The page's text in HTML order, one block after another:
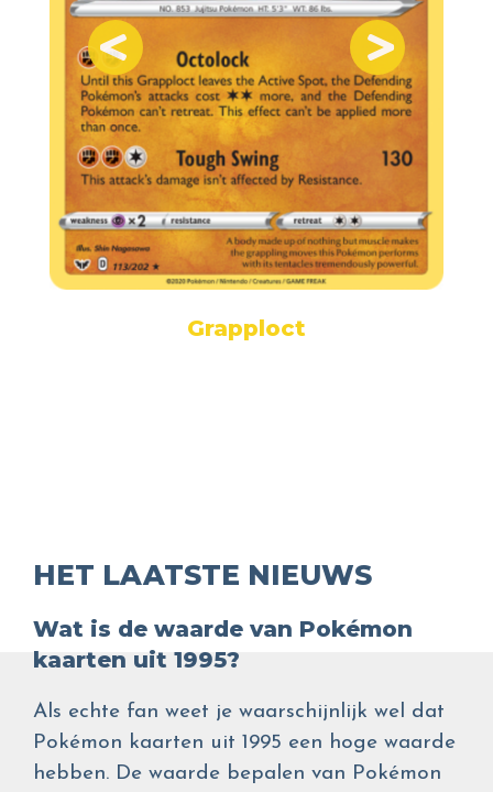
Grapploct
HET LAATSTE NIEUWS
Wat is de waarde van Pokémon
kaarten uit 1995?
Als echte fan weet je waarschijnlijk wel dat
Pokémon kaarten uit 1995 een hoge waarde
hebben. De waarde bepalen van Pokémon